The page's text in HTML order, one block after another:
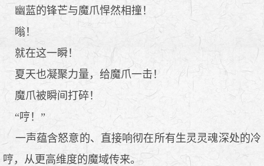
幽蓝的锋芒与魔爪悍然相撞！
嗡！
就在这一瞬！
夏天也凝聚力量，给魔爪一击！
魔爪被瞬间打碎！
“哼！”
一声蕴含怒意的、直接响彻在所有生灵灵魂深处的冷
哼，从更高维度的魔域传来。